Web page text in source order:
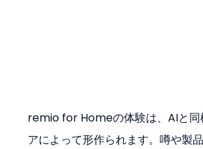
remio for Homeの体験は、AIと同
アによって形作られます。噂や製